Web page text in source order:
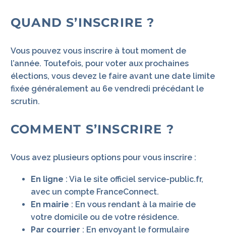
QUAND S’INSCRIRE ?
Vous pouvez vous inscrire à tout moment de
l’année. Toutefois, pour voter aux prochaines
élections, vous devez le faire avant une date limite
fixée généralement au 6e vendredi précédant le
scrutin.
COMMENT S’INSCRIRE ?
Vous avez plusieurs options pour vous inscrire :
En ligne : Via le site officiel service-public.fr,
avec un compte FranceConnect.
En mairie : En vous rendant à la mairie de
votre domicile ou de votre résidence.
Par courrier : En envoyant le formulaire